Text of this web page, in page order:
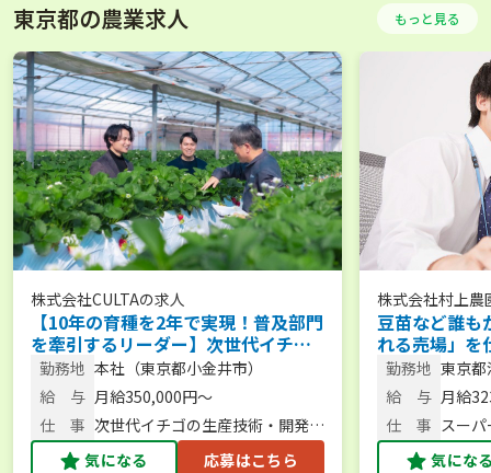
東京都の農業求人 もっと見る
株式会社CULTAの求人
【10年の育種を2年で実現！普及部門
を牽引するリーダー】次世代イチゴ
の栽培手法を確立する研究員＜フレ
ックスタイム制／週休2日＞
勤務地 本社（東京都小金井市）
給 与 月給350,000円～
仕 事 次世代イチゴの生産技術・開発普
及研究員
気になる 応募はこちら
株式会社村上農
豆苗など誰も
れる売場」を
販店営業【
給32万円以
勤務地 東京
NREG
給 与 月給
仕 事 スー
業／
気にな